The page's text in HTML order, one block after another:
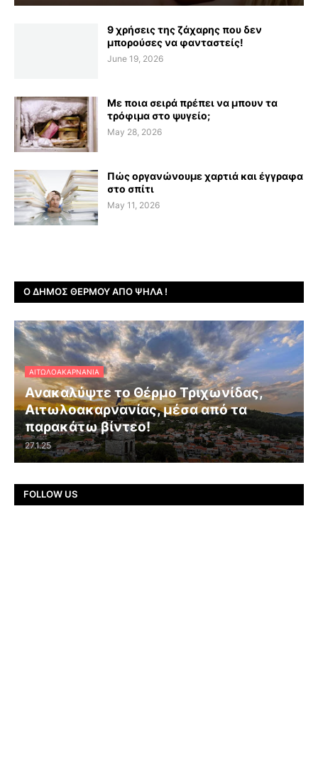
9 χρήσεις της ζάχαρης που δεν
μπορούσες να φανταστείς!
June 19, 2026
Με ποια σειρά πρέπει να μπουν τα
τρόφιμα στο ψυγείο;
May 28, 2026
Πώς οργανώνουμε χαρτιά και έγγραφα
στο σπίτι
May 11, 2026
Ο ΔΉΜΟΣ ΘΈΡΜΟΥ ΑΠΌ ΨΗΛΆ !
ΑΙΤΩΛΟΑΚΑΡΝΑΝΊΑ
Ανακαλύψτε το Θέρμο Τριχωνίδας,
Αιτωλοακαρνανίας, μέσα από τα
παρακάτω βίντεο!
27.1.25
FOLLOW US